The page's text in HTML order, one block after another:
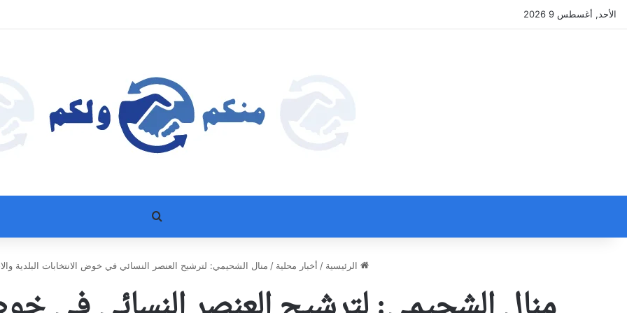
الأحد, أغسطس 9 2026
بحث عن
الرئيسية / أخبار محلية / منال الشحيمي: لترشيح العنصر النسائي في خوض الانتخابات البلدية